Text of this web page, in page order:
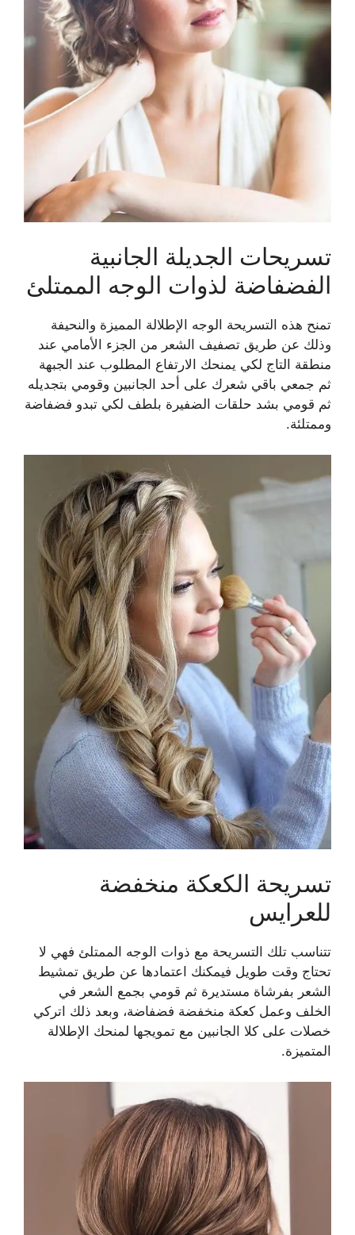
تسريحات الجديلة الجانبية
الفضفاضة لذوات الوجه الممتلئ
تمنح هذه التسريحة الوجه الإطلالة المميزة والنحيفة
وذلك عن طريق تصفيف الشعر من الجزء الأمامي عند
منطقة التاج لكي يمنحك الارتفاع المطلوب عند الجبهة
ثم جمعي باقي شعرك على أحد الجانبين وقومي بتجديله
ثم قومي بشد حلقات الضفيرة بلطف لكي تبدو فضفاضة
وممتلئة.
تسريحة الكعكة منخفضة
للعرايس
تتناسب تلك التسريحة مع ذوات الوجه الممتلئ فهي لا
تحتاج وقت طويل فيمكنك اعتمادها عن طريق تمشيط
الشعر بفرشاة مستديرة ثم قومي بجمع الشعر في
الخلف وعمل كعكة منخفضة فضفاضة، وبعد ذلك اتركي
خصلات على كلا الجانبين مع تمويجها لمنحك الإطلالة
المتميزة.